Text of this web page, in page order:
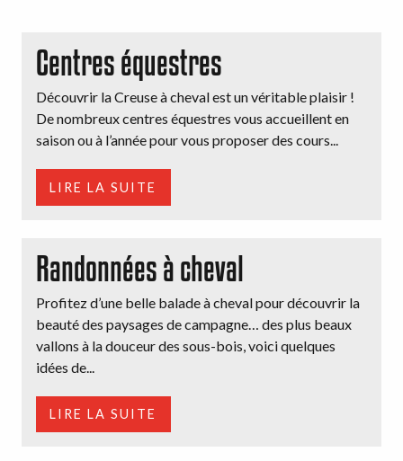
Centres équestres
Découvrir la Creuse à cheval est un véritable plaisir !
De nombreux centres équestres vous accueillent en
saison ou à l’année pour vous proposer des cours...
LIRE LA SUITE
Randonnées à cheval
Profitez d’une belle balade à cheval pour découvrir la
beauté des paysages de campagne… des plus beaux
vallons à la douceur des sous-bois, voici quelques
idées de...
LIRE LA SUITE